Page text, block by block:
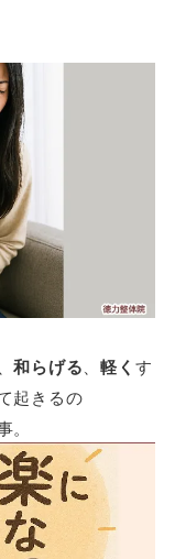
和らげる 、軽く す
起きるの